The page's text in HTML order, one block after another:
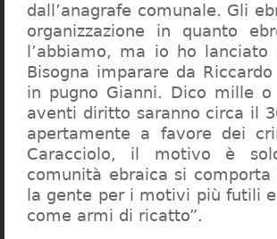
dall’anagrafe comunale. Gli
organizzazione in quanto
l’abbiamo, ma io ho
Bisogna imparare da
in pugno Gianni. Dico mille
aventi diritto saranno circa il
apertamente a favore dei
Caracciolo, il motivo è
comunità ebraica si
la gente per i motivi più futili
come armi di ricatto”.